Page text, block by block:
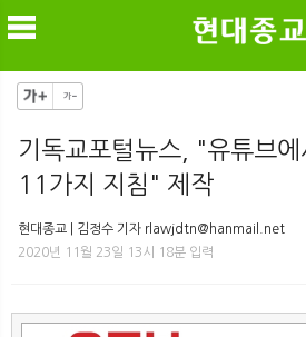
메
기독교포털뉴스, "유튜브
11가지 지침" 제작
현대종교 | 김정수 기자 rlawjdtn@hanmail.net
2020년 11월 23일 13시 18분 입력